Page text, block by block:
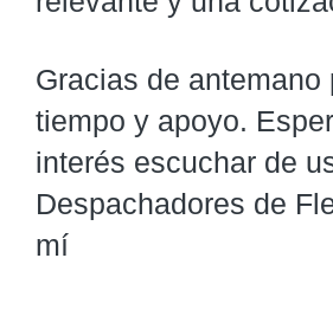
Gracias de antemano
tiempo y apoyo.
interés escuchar de
Despachadores de
mí